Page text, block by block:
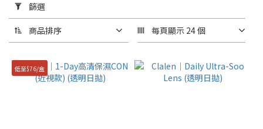
用
篩
選
(0/20)
價格
(HK$)
篩選
商品排序 每頁顯示 24 個
低至$76/盒